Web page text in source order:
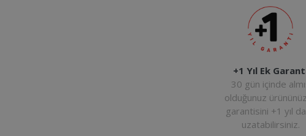
+1 Yıl Ek
30 gün içinde
olduğunuz
garantisini +1 yıl
uzatabilirsiniz.